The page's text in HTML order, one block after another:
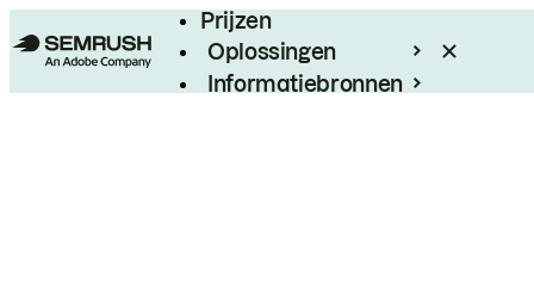
Prijzen
Oplossingen
Informatiebronnen